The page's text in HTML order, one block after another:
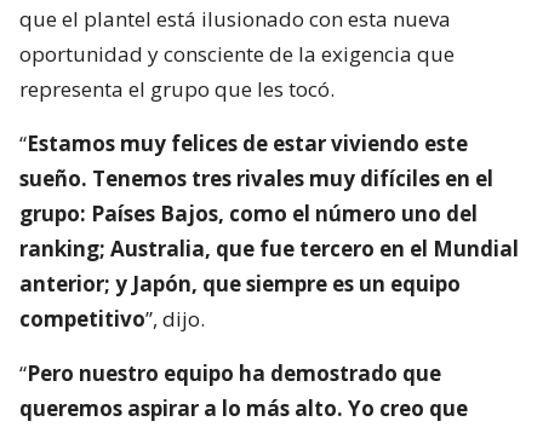
que el plantel está ilusionado con esta nueva
oportunidad y consciente de la exigencia que
representa el grupo que les tocó.
“Estamos muy felices de estar viviendo este
sueño. Tenemos tres rivales muy difíciles en el
grupo: Países Bajos, como el número uno del
ranking; Australia, que fue tercero en el Mundial
anterior; y Japón, que siempre es un equipo
competitivo”, dijo.
“Pero nuestro equipo ha demostrado que
queremos aspirar a lo más alto. Yo creo que